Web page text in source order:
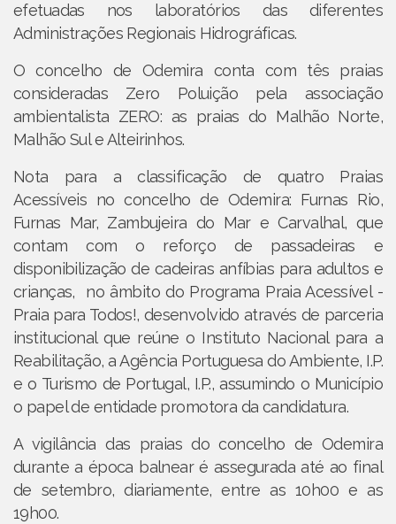
efetuadas nos laboratórios das diferentes
Administrações Regionais Hidrográficas.
O concelho de Odemira conta com tês praias
consideradas Zero Poluição pela associação
ambientalista ZERO: as praias do Malhão Norte,
Malhão Sul e Alteirinhos.
Nota para a classificação de quatro Praias
Acessíveis no concelho de Odemira: Furnas Rio,
Furnas Mar, Zambujeira do Mar e Carvalhal, que
contam com o reforço de passadeiras e
disponibilização de cadeiras anfíbias para adultos e
crianças, no âmbito do Programa Praia Acessível -
Praia para Todos!, desenvolvido através de parceria
institucional que reúne o Instituto Nacional para a
Reabilitação, a Agência Portuguesa do Ambiente, I.P.
e o Turismo de Portugal, I.P., assumindo o Município
o papel de entidade promotora da candidatura.
A vigilância das praias do concelho de Odemira
durante a época balnear é assegurada até ao final
de setembro, diariamente, entre as 10h00 e as
19h00.